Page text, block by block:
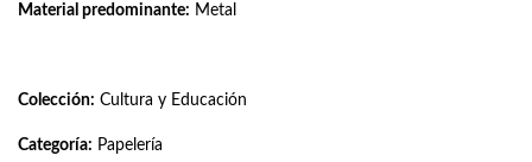
Material predominante: Metal
Colección: Cultura y Educación
Categoría: Papelería